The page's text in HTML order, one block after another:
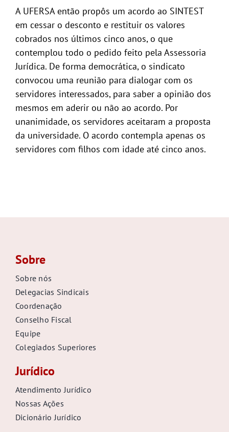
A UFERSA então propôs um acordo ao SINTEST
em cessar o desconto e restituir os valores
cobrados nos últimos cinco anos, o que
contemplou todo o pedido feito pela Assessoria
Jurídica. De forma democrática, o sindicato
convocou uma reunião para dialogar com os
servidores interessados, para saber a opinião dos
mesmos em aderir ou não ao acordo. Por
unanimidade, os servidores aceitaram a proposta
da universidade. O acordo contempla apenas os
servidores com filhos com idade até cinco anos.
Sobre
Sobre nós
Delegacias Sindicais
Coordenação
Conselho Fiscal
Equipe
Colegiados Superiores
Jurídico
Atendimento Jurídico
Nossas Ações
Dicionário Jurídico